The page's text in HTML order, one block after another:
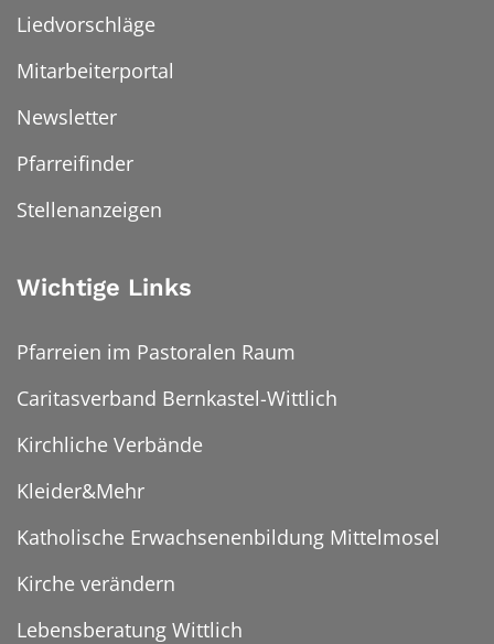
Liedvorschläge
Mitarbeiterportal
Newsletter
Pfarreifinder
Stellenanzeigen
Wichtige Links
Pfarreien im Pastoralen Raum
Caritasverband Bernkastel-Wittlich
Kirchliche Verbände
Kleider&Mehr
Katholische Erwachsenenbildung Mittelmosel
Kirche verändern
Lebensberatung Wittlich